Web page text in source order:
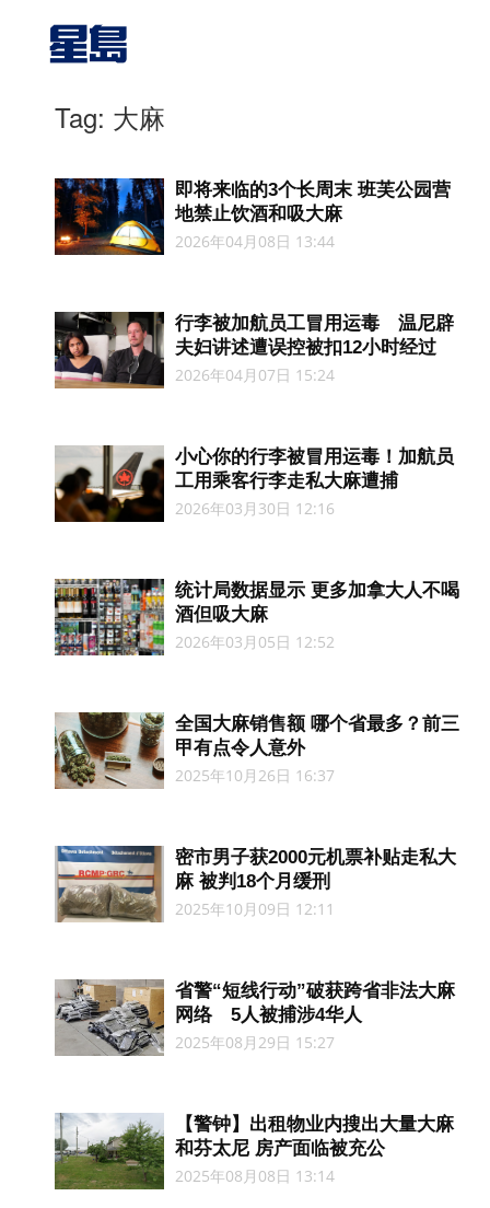
Tag: 大麻
即将来临的3个长周末 班芙公园营
地禁止饮酒和吸大麻
2026年04月08日 13:44
行李被加航员工冒用运毒 温尼辟
夫妇讲述遭误控被扣12小时经过
2026年04月07日 15:24
小心你的行李被冒用运毒！加航员
工用乘客行李走私大麻遭捕
2026年03月30日 12:16
统计局数据显示 更多加拿大人不喝
酒但吸大麻
2026年03月05日 12:52
全国大麻销售额 哪个省最多？前三
甲有点令人意外
2025年10月26日 16:37
密市男子获2000元机票补贴走私大
麻 被判18个月缓刑
2025年10月09日 12:11
省警“短线行动”破获跨省非法大麻
网络 5人被捕涉4华人
2025年08月29日 15:27
【警钟】出租物业内搜出大量大麻
和芬太尼 房产面临被充公
2025年08月08日 13:14